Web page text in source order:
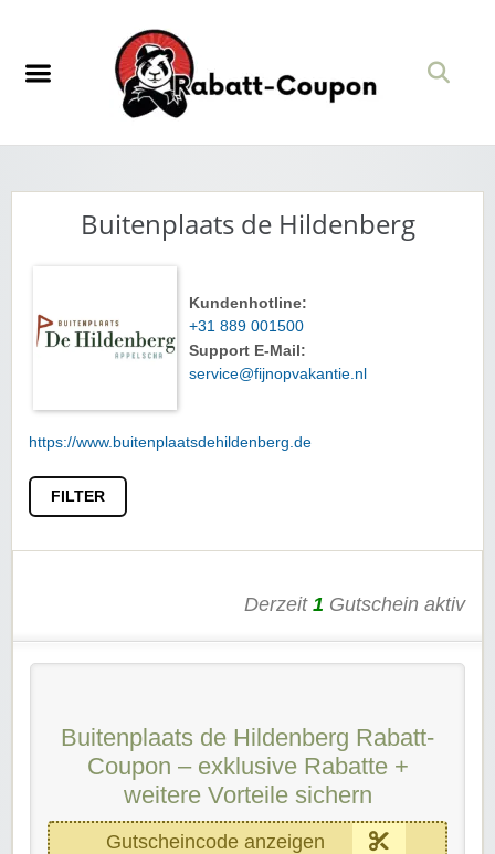
Buitenplaats de Hildenberg
Kundenhotline:
+31 889 001500
Support E-Mail:
service@fijnopvakantie.nl
https://www.buitenplaatsdehildenberg.de
FILTER
Derzeit 1 Gutschein aktiv
Buitenplaats de Hildenberg Rabatt-
Coupon – exklusive Rabatte +
weitere Vorteile sichern
Gutscheincode anzeigen